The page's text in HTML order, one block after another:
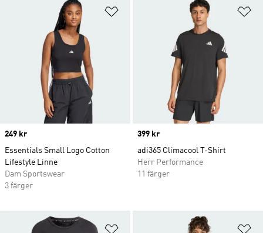
Lägg till på önskelistan
Price
249 kr
Essentials Small Logo Cotton
Lifestyle Linne
Dam Sportswear
3 färger
Price
399 kr
adi365 Climacool T-Shirt
Herr Performance
11 färger
Lägg till på önskelistan